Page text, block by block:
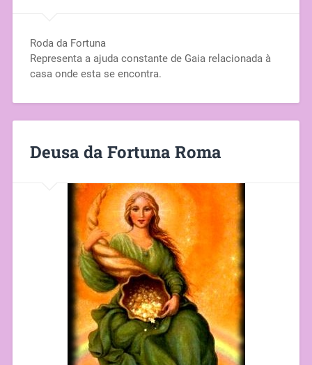
Roda da Fortuna
Representa a ajuda constante de Gaia relacionada à
casa onde esta se encontra.
Deusa da Fortuna Roma